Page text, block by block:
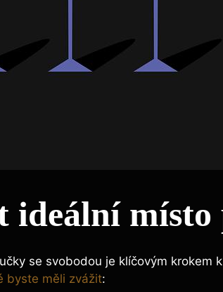
ideální místo
se svobodou je klíčovým krokem
byste měli zvážit: